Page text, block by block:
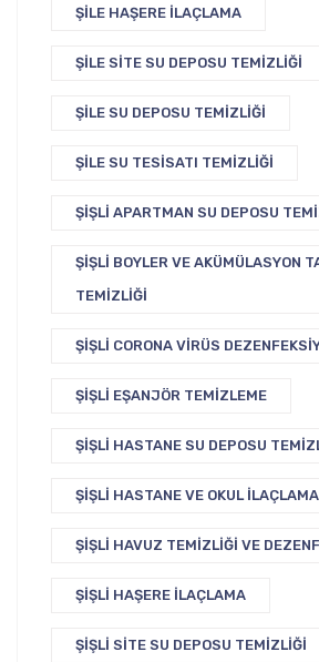
ŞILE HAŞERE İLAÇLAMA
ŞILE SITE SU DEPOSU TEMIZLIĞI
ŞILE SU DEPOSU TEMIZLIĞI
ŞILE SU TESISATI TEMIZLIĞI
ŞIŞLI APARTMAN SU DEPOSU
ŞIŞLI BOYLER VE AKÜMÜLASYON
TEMIZLIĞI
ŞIŞLI CORONA VIRÜS
ŞIŞLI EŞANJÖR TEMIZLEME
ŞIŞLI HASTANE SU DEPOSU
ŞIŞLI HASTANE VE OKUL İLAÇLAMA
ŞIŞLI HAVUZ TEMIZLIĞI VE
ŞIŞLI HAŞERE İLAÇLAMA
ŞIŞLI SITE SU DEPOSU TEMIZLIĞI